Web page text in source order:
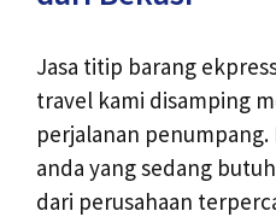
Jasa titip barang
travel kami disamping
perjalanan penumpang.
anda yang sedang
dari perusahaan